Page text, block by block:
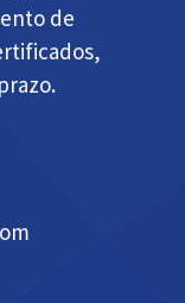
de